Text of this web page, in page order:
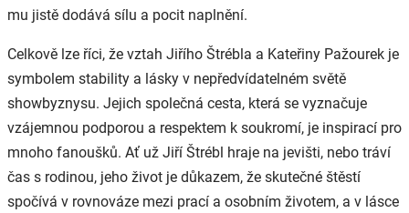
mu jistě dodává sílu a pocit naplnění.
Celkově lze říci, že vztah Jiřího Štrébla a Kateřiny Pažourek je
symbolem stability a lásky v nepředvídatelném světě
showbyznysu. Jejich společná cesta, která se vyznačuje
vzájemnou podporou a respektem k soukromí, je inspirací pro
mnoho fanoušků. Ať už Jiří Štrébl hraje na jevišti, nebo tráví
čas s rodinou, jeho život je důkazem, že skutečné štěstí
spočívá v rovnováze mezi prací a osobním životem, a v lásce